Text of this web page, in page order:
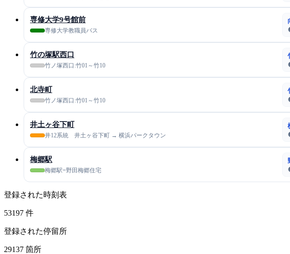
専修大学9号館前
専修大学教職員バス
竹の塚駅西口
竹ノ塚西口:竹01～竹10
北寺町
竹ノ塚西口:竹01～竹10
井土ヶ谷下町
井12系統 井土ヶ谷下町 → 横浜パークタウン
梅郷駅
梅郷駅=野田梅郷住宅
登録された時刻表
53197 件
登録された停留所
29137 箇所